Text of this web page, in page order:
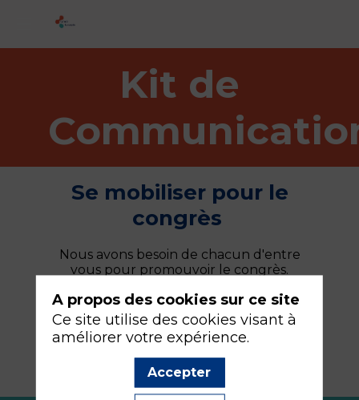
Kit de
Se mobiliser pour le
congrès
Nous avons besoin de chacun d'entre
vous pour promouvoir le congrès.
pour nous aider à faire parler du
congrès !
Téléchargez le kit de
communication
A propos des cookies sur ce site
Ce site utilise des cookies visant à
améliorer votre expérience.
Accepter